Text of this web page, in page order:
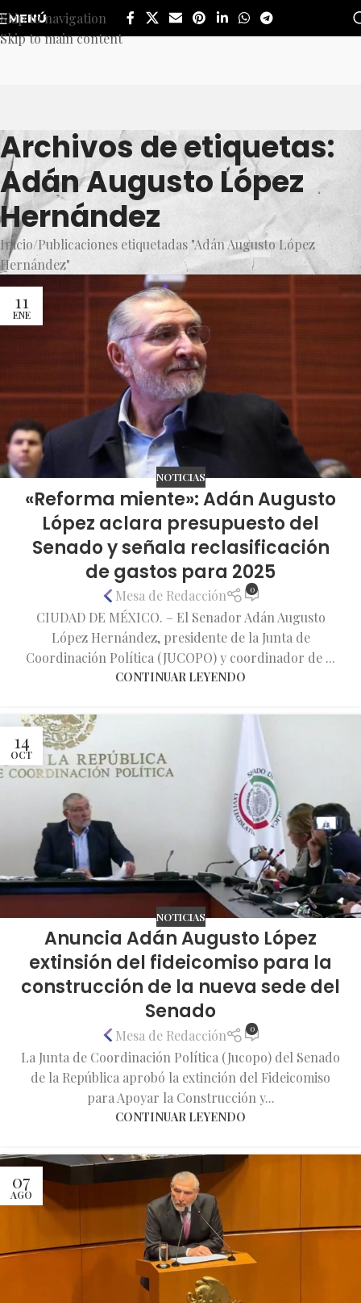
Skip to navigation
Skip to main content
MENÚ
Archivos de etiquetas:
Adán Augusto López
Hernández
Inicio Publicaciones etiquetadas "Adán Augusto López
Hernández"
11
ENE
NOTICIAS
«Reforma miente»: Adán Augusto
López aclara presupuesto del
Senado y señala reclasificación
de gastos para 2025
Mesa de Redacción 0
CIUDAD DE MÉXICO. – El Senador Adán Augusto
López Hernández, presidente de la Junta de
Coordinación Política (JUCOPO) y coordinador de ...
CONTINUAR LEYENDO
14
OCT
NOTICIAS
Anuncia Adán Augusto López
extinsión del fideicomiso para la
construcción de la nueva sede del
Senado
Mesa de Redacción 0
La Junta de Coordinación Política (Jucopo) del Senado
de la República aprobó la extinción del Fideicomiso
para Apoyar la Construcción y...
CONTINUAR LEYENDO
07
AGO